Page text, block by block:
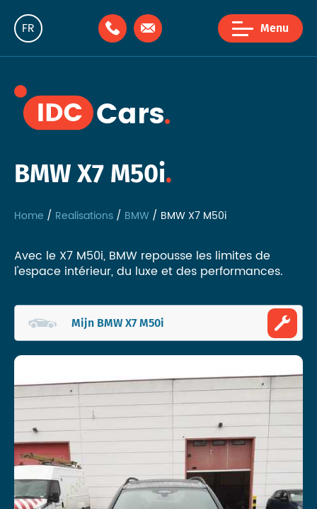
FR
NL
Menu
BMW X7 M50i
Home Realisations BMW BMW X7 M50i
Avec le X7 M50i, BMW repousse les limites de
l'espace intérieur, du luxe et des performances.